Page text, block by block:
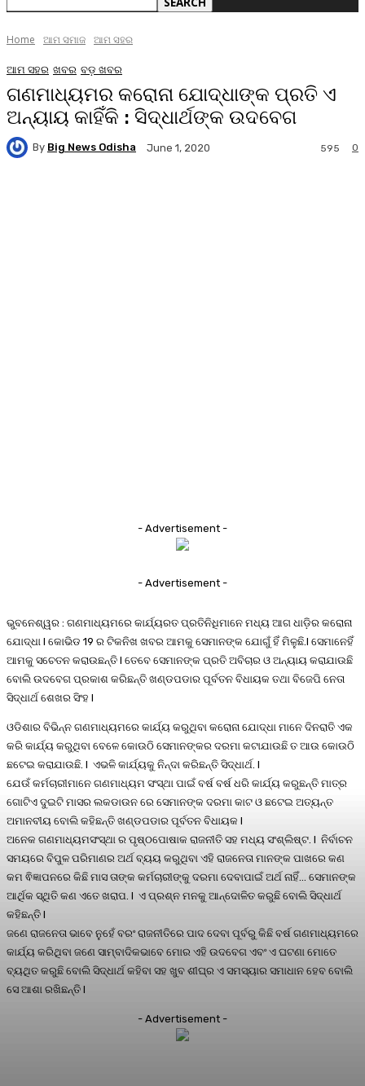
Home ଆମ ସମାଜ ଆମ ସହର
ଆମ ସହର ଖବର ବଡ଼ ଖବର
ଗଣମାଧ୍ୟମର କରୋନା ଯୋଦ୍ଧାଙ୍କ ପ୍ରତି ଏ
ଅନ୍ୟାୟ କାହିଁକି : ସିଦ୍ଧାର୍ଥଙ୍କ ଉଦବେଗ
By Big News Odisha June 1, 2020 0
595
- Advertisement -
- Advertisement -
ଭୁବନେଶ୍ୱର : ଗଣମାଧ୍ୟମରେ କାର୍ଯ୍ୟରତ ପ୍ରତିନିଧିମାନେ ମଧ୍ୟ ଆଗ ଧାଡ଼ିର କରୋନା
ଯୋଦ୍ଧା l କୋଭିଡ 19 ର ଟିକନିଖ ଖବର ଆମକୁ ସେମାନଙ୍କ ଯୋଗୁଁ ହିଁ ମିଳୁଛି.l ସେମାନେହିଁ
ଆମକୁ ସଚେତନ କରାଉଛନ୍ତି l ତେବେ ସେମାନଙ୍କ ପ୍ରତି ଅବିଚାର ଓ ଅନ୍ୟାୟ କରାଯାଉଛି
ବୋଲି ଉଦବେଗ ପ୍ରକାଶ କରିଛନ୍ତି ଖଣ୍ଡପଡାର ପୂର୍ବତନ ବିଧାୟକ ତଥା ବିଜେପି ନେତା
ସିଦ୍ଧାର୍ଥ ଶେଖର ସିଂହ l
ଓଡିଶାର ବିଭିନ୍ନ ଗଣମାଧ୍ୟମରେ କାର୍ଯ୍ୟ କରୁଥିବା କରୋନା ଯୋଦ୍ଧା ମାନେ ଦିନରାତି ଏକ
କରି କାର୍ଯ୍ୟ କରୁଥିବା ବେଳେ କୋଉଠି ସେମାନଙ୍କର ଦରମା କଟାଯାଉଛି ତ ଆଉ କୋଉଠି
ଛଟେଇ କରାଯାଉଛି. I ଏଭଳି କାର୍ଯ୍ୟକୁ ନିନ୍ଦା କରିଛନ୍ତି ସିଦ୍ଧାର୍ଥ. I
ଯେଉଁ କର୍ମଚାରୀମାନେ ଗଣମାଧ୍ୟମ ସଂସ୍ଥା ପାଇଁ ବର୍ଷ ବର୍ଷ ଧରି କାର୍ଯ୍ୟ କରୁଛନ୍ତି ମାତ୍ର
ଗୋଟିଏ ଦୁଇଟି ମାସର ଲକଡାଉନ ରେ ସେମାନଙ୍କ ଦରମା କାଟ ଓ ଛଟେଇ ଅତ୍ୟନ୍ତ
ଅମାନବୀୟ ବୋଲି କହିଛନ୍ତି ଖଣ୍ଡପଡାର ପୂର୍ବତନ ବିଧାୟକ l
ଅନେକ ଗଣମାଧ୍ୟମସଂସ୍ଥା ର ପୃଷ୍ଠପୋଷାକ ରାଜନୀତି ସହ ମଧ୍ୟ ସଂଶ୍ଲିଷ୍ଟ. I ନିର୍ବାଚନ
ସମୟରେ ବିପୁଳ ପରିମାଣର ଅର୍ଥ ବ୍ୟୟ କରୁଥିବା ଏହି ରାଜନେତା ମାନଙ୍କ ପାଖରେ କଣ
କମ ଵିଜ୍ଞାପନରେ କିଛି ମାସ ତାଙ୍କ କର୍ମଚାରୀଙ୍କୁ ଦରମା ଦେବାପାଇଁ ଅର୍ଥ ନାହିଁ… ସେମାନଙ୍କ
ଆର୍ଥିକ ସ୍ଥିତି କଣ ଏତେ ଖରାପ. I ଏ ପ୍ରଶ୍ନ ମନକୁ ଆନ୍ଦୋଳିତ କରୁଛି ବୋଲି ସିଦ୍ଧାର୍ଥ
କହିଛନ୍ତି l
ଜଣେ ରାଜନେତା ଭାବେ ନୁହେଁ ବରଂ ରାଜନୀତିରେ ପାଦ ଦେବା ପୂର୍ବରୁ କିଛି ବର୍ଷ ଗଣମାଧ୍ୟମରେ
କାର୍ଯ୍ୟ କରିଥିବା ଜଣେ ସାମ୍ବାଦିକଭାବେ ମୋର ଏହି ଉଦବେଗ ଏବଂ ଏ ଘଟଣା ମୋତେ
ବ୍ୟଥିତ କରୁଛି ବୋଲି ସିଦ୍ଧାର୍ଥ କହିବା ସହ ଖୁବ ଶୀଘ୍ର ଏ ସମସ୍ୟାର ସମାଧାନ ହେବ ବୋଲି
ସେ ଆଶା ରଖିଛନ୍ତି l
- Advertisement -